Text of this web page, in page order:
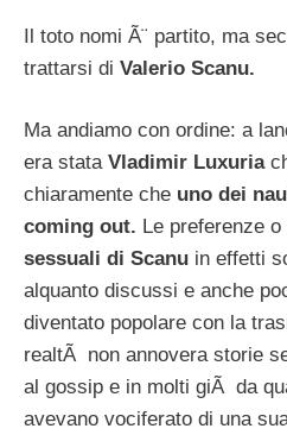
Il toto nomi Ã¨ partito, ma
trattarsi di Valerio Scanu.
Ma andiamo con ordine: a
era stata Vladimir Luxuria
chiaramente che uno dei
coming out. Le preferenze o
sessuali di Scanu in effetti
alquanto discussi e anche
diventato popolare con la
realtÃ non annovera storie
al gossip e in molti giÃ da
avevano vociferato di una